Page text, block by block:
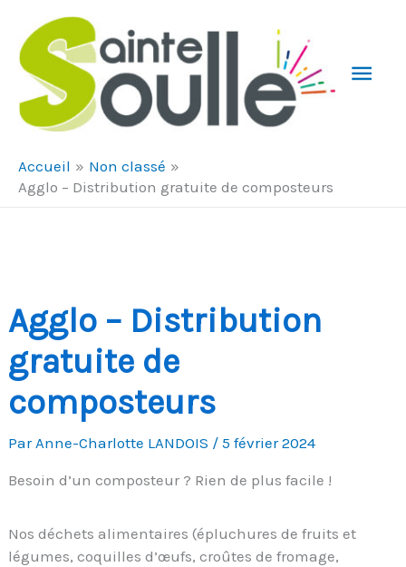
Accueil
Non classé
Agglo – Distribution gratuite de composteurs
Agglo – Distribution
gratuite de
composteurs
ParAnne-Charlotte LANDOIS /5 février 2024
Besoin d’un composteur ? Rien de plus facile !
Nos déchets alimentaires (épluchures de fruits et
légumes, coquilles d’œufs, croûtes de fromage,